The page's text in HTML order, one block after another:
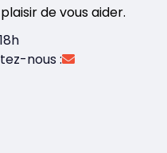
de vous aider.
nous :